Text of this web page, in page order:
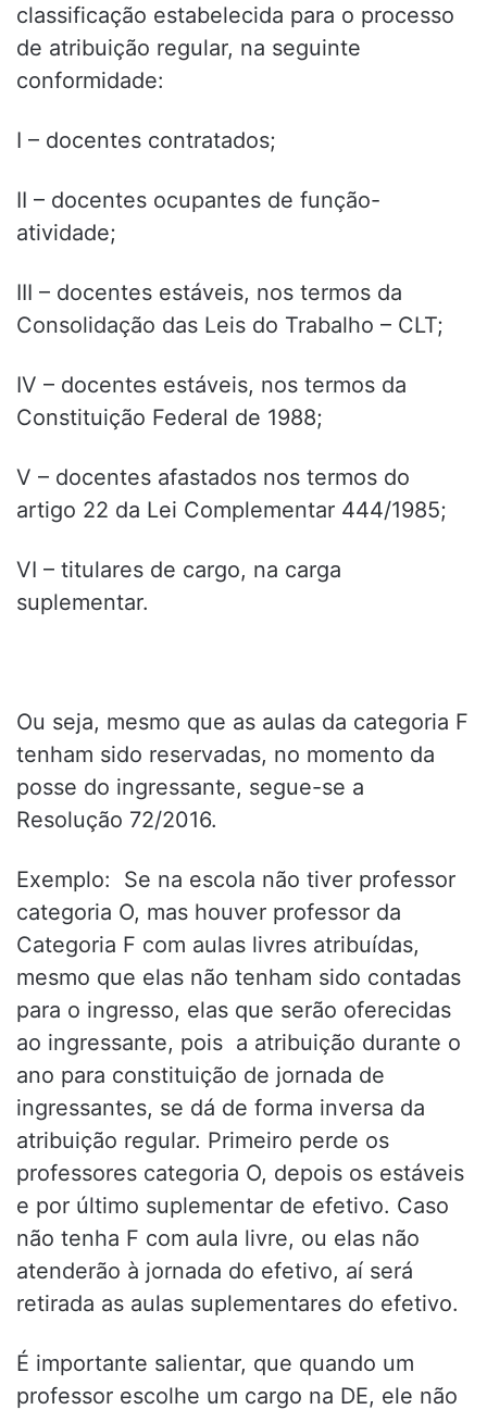
classificação estabelecida para o processo
de atribuição regular, na seguinte
conformidade:
I – docentes contratados;
II – docentes ocupantes de função-
atividade;
III – docentes estáveis, nos termos da
Consolidação das Leis do Trabalho – CLT;
IV – docentes estáveis, nos termos da
Constituição Federal de 1988;
V – docentes afastados nos termos do
artigo 22 da Lei Complementar 444/1985;
VI – titulares de cargo, na carga
suplementar.
Ou seja, mesmo que as aulas da categoria F
tenham sido reservadas, no momento da
posse do ingressante, segue-se a
Resolução 72/2016.
Exemplo: Se na escola não tiver professor
categoria O, mas houver professor da
Categoria F com aulas livres atribuídas,
mesmo que elas não tenham sido contadas
para o ingresso, elas que serão oferecidas
ao ingressante, pois a atribuição durante o
ano para constituição de jornada de
ingressantes, se dá de forma inversa da
atribuição regular. Primeiro perde os
professores categoria O, depois os estáveis
e por último suplementar de efetivo. Caso
não tenha F com aula livre, ou elas não
atenderão à jornada do efetivo, aí será
retirada as aulas suplementares do efetivo.
É importante salientar, que quando um
professor escolhe um cargo na DE, ele não